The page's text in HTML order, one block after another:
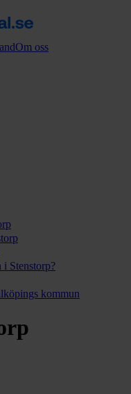
Om oss
Stenstorp?
kommun